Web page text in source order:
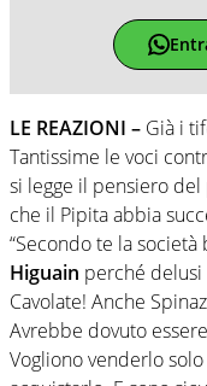
LE REAZIONI – Già i
Tantissime le voci
si legge il pensiero del
che il Pipita abbia
“Secondo te la
Higuain perché delusi
Cavolate! Anche
Avrebbe dovuto
Vogliono venderlo